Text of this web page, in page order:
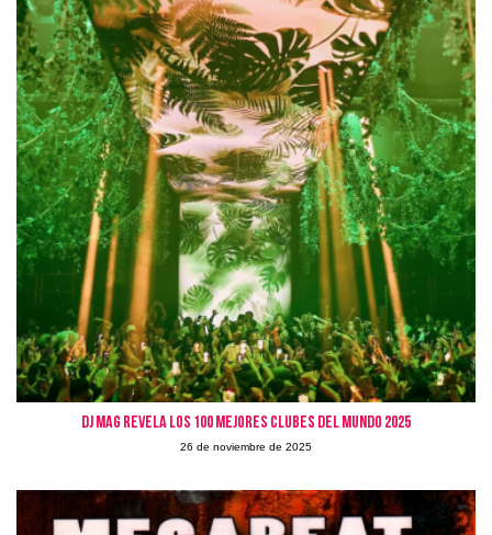
DJ MAG REVELA LOS 100 MEJORES CLUBES DEL MUNDO 2025
26 de noviembre de 2025